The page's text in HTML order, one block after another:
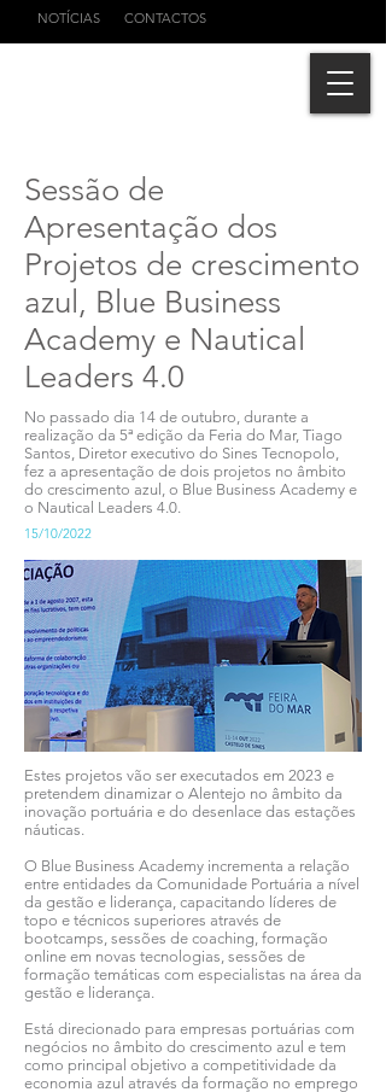
NOTÍCIAS CONTACTOS
Sessão de
Apresentação dos
Projetos de crescimento
azul, Blue Business
Academy e Nautical
Leaders 4.0
No passado dia 14 de outubro, durante a
realização da 5ª edição da Feria do Mar, Tiago
Santos, Diretor executivo do Sines Tecnopolo,
fez a apresentação de dois projetos no âmbito
do crescimento azul, o Blue Business Academy e
o Nautical Leaders 4.0.
15/10/2022
Estes projetos vão ser executados em 2023 e
pretendem dinamizar o Alentejo no âmbito da
inovação portuária e do desenlace das estações
náuticas.
O Blue Business Academy incrementa a relação
entre entidades da Comunidade Portuária a nível
da gestão e liderança, capacitando líderes de
topo e técnicos superiores através de
bootcamps, sessões de coaching, formação
online em novas tecnologias, sessões de
formação temáticas com especialistas na área da
gestão e liderança.
Está direcionado para empresas portuárias com
negócios no âmbito do crescimento azul e tem
como principal objetivo a competitividade da
economia azul através da formação no emprego